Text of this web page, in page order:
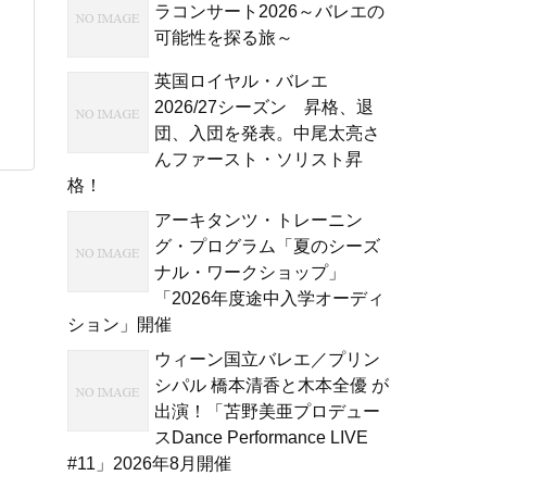
ラコンサート2026～バレエの
可能性を探る旅～
英国ロイヤル・バレエ
2026/27シーズン 昇格、退
団、入団を発表。中尾太亮さ
んファースト・ソリスト昇
格！
アーキタンツ・トレーニン
グ・プログラム「夏のシーズ
ナル・ワークショップ」
「2026年度途中入学オーディ
ション」開催
ウィーン国立バレエ／プリン
シパル 橋本清香と木本全優 が
出演！「苫野美亜プロデュー
スDance Performance LIVE
#11」2026年8月開催